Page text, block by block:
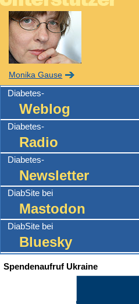
Monika Gause
Diabetes-
Weblog
Diabetes-
Radio
Diabetes-
Newsletter
DiabSite bei
Mastodon
DiabSite bei
Bluesky
Spendenaufruf Ukraine